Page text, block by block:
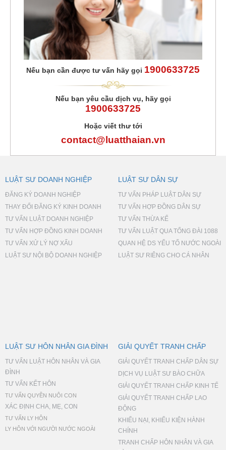
Nếu bạn cần được tư vấn hãy gọi 1900633725
Nếu bạn yêu cầu dịch vụ, hãy gọi
1900633725
Hoặc viết thư tới
contact@luatthaian.vn
LUẬT SƯ DOANH NGHIỆP
ĐĂNG KÝ DOANH NGHIỆP
THAY ĐỔI ĐĂNG KÝ KINH DOANH
TƯ VẤN LUẬT DOANH NGHIỆP
TƯ VẤN HỢP ĐỒNG KINH DOANH
TƯ VẤN XỬ LÝ NỢ XẤU
LUẬT SƯ NỘI BỘ DOANH NGHIỆP
LUẬT SƯ DÂN SỰ
TƯ VẤN PHÁP LUẬT DÂN SỰ
TƯ VẤN HỢP ĐỒNG DÂN SỰ
TƯ VẤN THỪA KẾ
TƯ VẤN LUẬT QUA TỔNG ĐÀI 1088
QUAN HỆ DS YẾU TỐ NƯỚC NGOÀI
LUẬT SƯ RIÊNG CHO CÁ NHÂN
LUẬT SƯ HÔN NHÂN GIA ĐÌNH
TƯ VẤN LUẬT HÔN NHÂN VÀ GIA
ĐÌNH
TƯ VẤN KẾT HÔN
TƯ VẤN QUYỀN NUÔI CON
XÁC ĐỊNH CHA, MẸ, CON
TƯ VẤN LY HÔN
LY HÔN VỚI NGƯỜI NƯỚC NGOÀI
GIẢI QUYẾT TRANH CHẤP
GIẢI QUYẾT TRANH CHẤP DÂN SỰ
DỊCH VỤ LUẬT SƯ BÀO CHỮA
GIẢI QUYẾT TRANH CHẤP KINH TẾ
GIẢI QUYẾT TRANH CHẤP LAO
ĐỘNG
KHIẾU NẠI, KHIẾU KIỆN HÀNH
CHÍNH
TRANH CHẤP HÔN NHÂN VÀ GIA